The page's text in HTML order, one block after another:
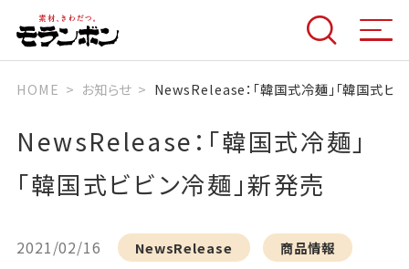
HOME お知らせ NewsRelease：「韓国式冷麺」「韓国式ビ
NewsRelease：「韓国式冷麺」
「韓国式ビビン冷麺」新発売
2021/02/16 NewsRelease 商品情報